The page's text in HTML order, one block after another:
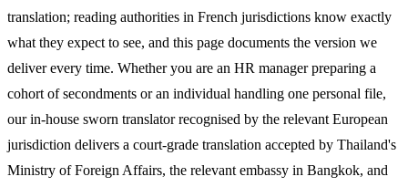
translation; reading authorities in French jurisdictions know exactly
what they expect to see, and this page documents the version we
deliver every time. Whether you are an HR manager preparing a
cohort of secondments or an individual handling one personal file,
our in-house sworn translator recognised by the relevant European
jurisdiction delivers a court-grade translation accepted by Thailand's
Ministry of Foreign Affairs, the relevant embassy in Bangkok, and